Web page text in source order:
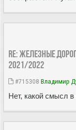
Re: Железные
2021/2022
#715308 Владимир
Нет, какой смысл в